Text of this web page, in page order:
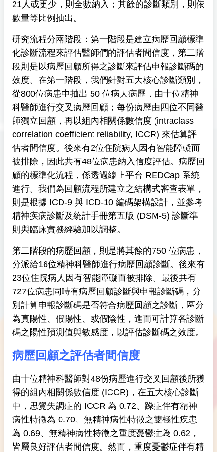
21人或更少，則全數納入；其餘的診斷類別，則依
數量等比例抽出。
研究流程分兩階段：第一階段是建立病歷回顧標準
化診斷流程來評估醫師們的評估者間信度，第二階
段則是以病歷回顧所得之診斷來評估申報診斷碼的
效度。在第一階段，我們針對五大核心診斷類別，
從800位病患中抽出 50 位病人病歷，由十位精神
科醫師進行交叉病歷回顧；每份病歷由四位不同醫
師獨立回顧，再以組內相關係數信度 (intraclass
correlation coefficient reliability, ICCR) 來估算評
估者間信度。後來有2位住院病人因有智能障礙而
被排除，因此共有48位病患納入信度評估。病歷回
顧的標準化流程，係透過線上平台 REDCap 系統
進行。我們為回顧流程所建立之結構式審查表單，
則是根據 ICD-9 與 ICD-10 編碼架構設計，並參考
精神疾病診斷及統計手冊第五版 (DSM-5) 診斷準
則與臨床實務經驗加以調整。
第二階段的病歷回顧，則是將其餘的750 位病患，
分派給16位精神科醫師進行病歷回顧診斷。後來有
23位住院病人因有智能障礙而被排除。最後共有
727位病患同時有病歷回顧診斷與申報診斷碼，分
別計算申報診斷碼是否符合病歷回顧之診斷，區分
為真陽性、假陽性、或假陰性，進而可計算各診斷
碼之陽性預測值與敏感度，以評估診斷碼之效度。
病歷回顧之評估者間信度
由十位精神科醫師對48份病歷進行交叉回顧後所獲
得的組內相關係數信度 (ICCR)，在五大核心診斷
中，思覺失調症的 ICCR 為 0.72、躁症伴有精神
病性特徵為 0.70、無精神病性特徵之雙極性疾患
為 0.69、無精神病性特徵之重度憂鬱症為 0.62，
皆屬良好評估者間信度。然而，重度憂鬱症伴有精